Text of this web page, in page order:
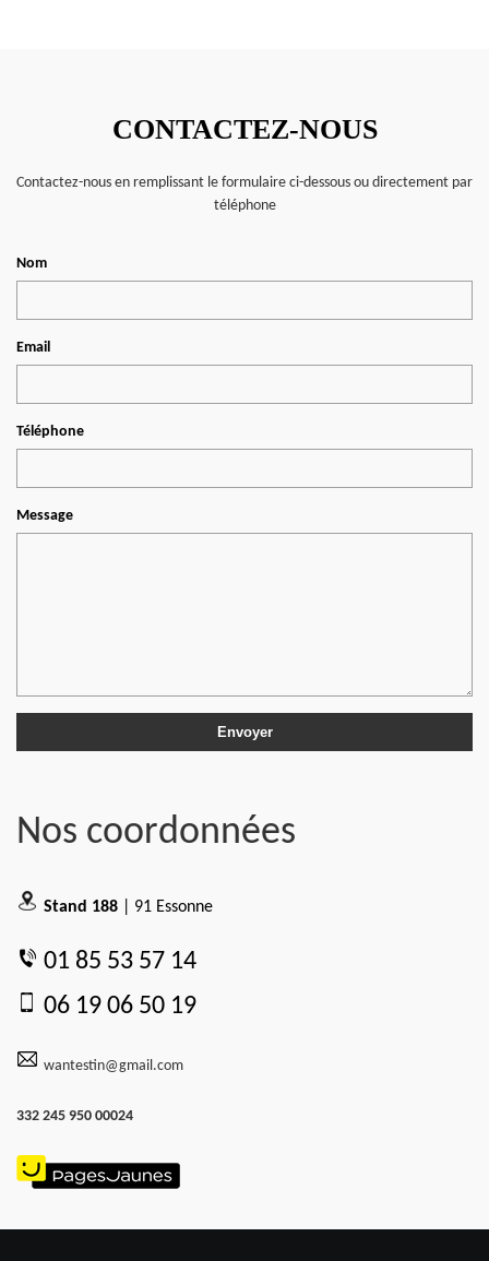
CONTACTEZ-NOUS
Contactez-nous en remplissant le formulaire ci-dessous ou directement par
téléphone
Nom
Email
Téléphone
Message
Nos coordonnées
Stand 188 | 91 Essonne
01 85 53 57 14
06 19 06 50 19
wantestin@gmail.com
332 245 950 00024